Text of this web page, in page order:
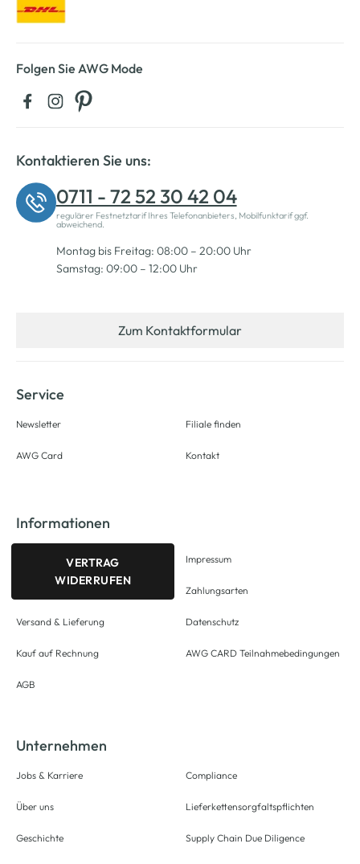
Folgen Sie AWG Mode
Kontaktieren Sie uns:
0711 - 72 52 30 42 04
regulärer Festnetztarif Ihres Telefonanbieters, Mobilfunktarif ggf.
abweichend.
Montag bis Freitag: 08:00 – 20:00 Uhr
Samstag: 09:00 – 12:00 Uhr
Zum Kontaktformular
Service
Newsletter
AWG Card
Filiale finden
Kontakt
Informationen
VERTRAG
WIDERRUFEN
Versand & Lieferung
Kauf auf Rechnung
AGB
Impressum
Zahlungsarten
Datenschutz
AWG CARD Teilnahmebedingungen
Unternehmen
Jobs & Karriere
Über uns
Geschichte
Compliance
Lieferkettensorgfaltspflichten
Supply Chain Due Diligence